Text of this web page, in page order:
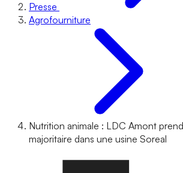
Presse
Agrofourniture
Nutrition animale : LDC Amont
majoritaire dans une usine Soreal